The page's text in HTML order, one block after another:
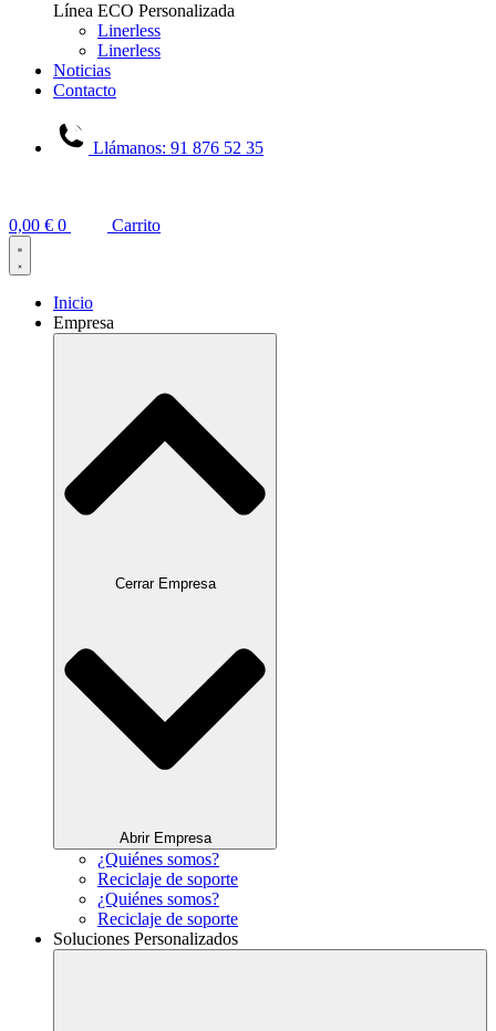
Línea ECO Personalizada
Linerless
Linerless
Noticias
Contacto
Llámanos: 91 876 52 35
0,00 € 0 Carrito
Inicio
Empresa
Cerrar Empresa
Abrir Empresa
¿Quiénes somos?
Reciclaje de soporte
¿Quiénes somos?
Reciclaje de soporte
Soluciones Personalizados